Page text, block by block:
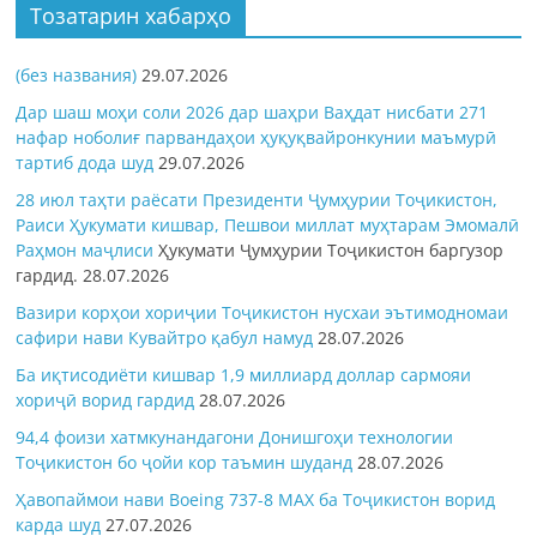
Тозатарин хабарҳо
(без названия) 29.07.2026
Дар шаш моҳи соли 2026 дар шаҳри Ваҳдат нисбати 271
нафар ноболиғ парвандаҳои ҳуқуқвайронкунии маъмурӣ
тартиб дода шуд 29.07.2026
28 июл таҳти раёсати Президенти Ҷумҳурии Тоҷикистон,
Раиси Ҳукумати кишвар, Пешвои миллат муҳтарам Эмомалӣ
Раҳмон маҷлисиҲукумати Ҷумҳурии Тоҷикистон баргузор
гардид.28.07.2026
Вазири корҳои хориҷии Тоҷикистон нусхаи эътимодномаи
сафири нави Кувайтро қабул намуд 28.07.2026
Ба иқтисодиёти кишвар 1,9 миллиард доллар сармояи
хориҷӣ ворид гардид 28.07.2026
94,4 фоизи хатмкунандагони Донишгоҳи технологии
Тоҷикистон бо ҷойи кор таъмин шуданд 28.07.2026
Ҳавопаймои нави Boeing 737-8 MAX ба Тоҷикистон ворид
карда шуд 27.07.2026